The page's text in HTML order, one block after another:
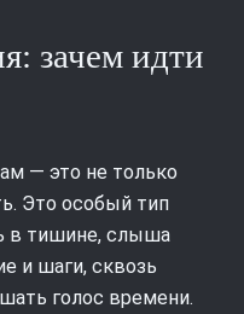
зачем идти
— это не только
Это особый тип
в тишине, слыша
и шаги, сквозь
голос времени.